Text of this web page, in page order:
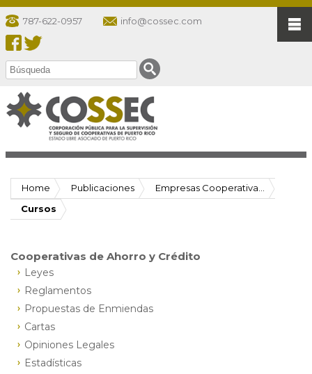
787-622-0957 info@cossec.com
Home Publicaciones
Empresas Cooperativa...
Cursos
Cooperativas de Ahorro y Crédito
Leyes
Reglamentos
Propuestas de Enmiendas
Cartas
Opiniones Legales
Estadísticas